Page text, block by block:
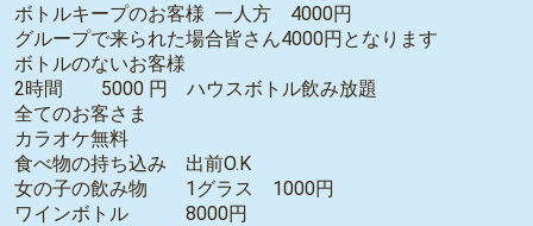
ボトルキープのお客様 一人方 4000円
グループで来られた場合皆さん4000円となります
ボトルのないお客様
2時間 5000 円 ハウスボトル飲み放題
全てのお客さま
カラオケ無料
食べ物の持ち込み 出前O.K
女の子の飲み物 1グラス 1000円
ワインボトル 8000円